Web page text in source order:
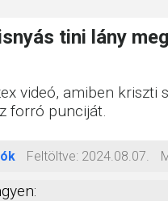
tini lány
videó, amiben kriszti
forró punciját.
Feltöltve: 2024.08.07.